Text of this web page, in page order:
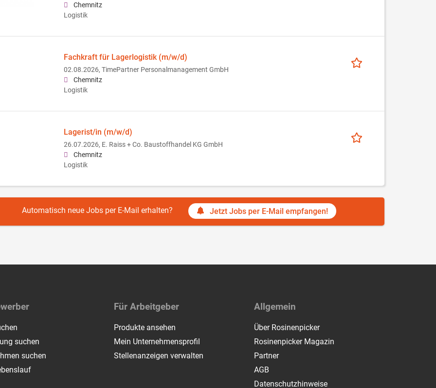
Chemnitz
Logistik
Fachkraft für Lagerlogistik (m/w/d)
02.08.2026, TimePartner Personalmanagement GmbH
Chemnitz
Logistik
Lagerist/in (m/w/d)
26.07.2026, E. Raiss + Co. Baustoffhandel KG GmbH
Chemnitz
Logistik
Automatisch neue Jobs per E-Mail erhalten? Jetzt Jobs per E-Mail empfangen!
suchen
suchen
Für Arbeitgeber
Produkte ansehen
Mein Unternehmensprofil
Stellenanzeigen verwalten
Allgemein
Über Rosinenpicker
Rosinenpicker Magazin
Partner
AGB
Datenschutzhinweise